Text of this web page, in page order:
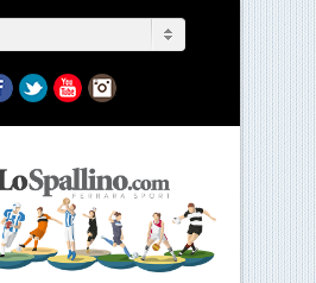
Facebook
TwitterYouTubeInstagram